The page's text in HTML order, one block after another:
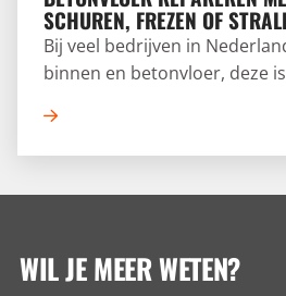
SCHUREN, FREZEN OF
Bij veel bedrijven in
binnen en betonvloer, deze
verloop van tijd of intensief
echter wel slijtage ontstaan.
WIL JE MEER WETEN?